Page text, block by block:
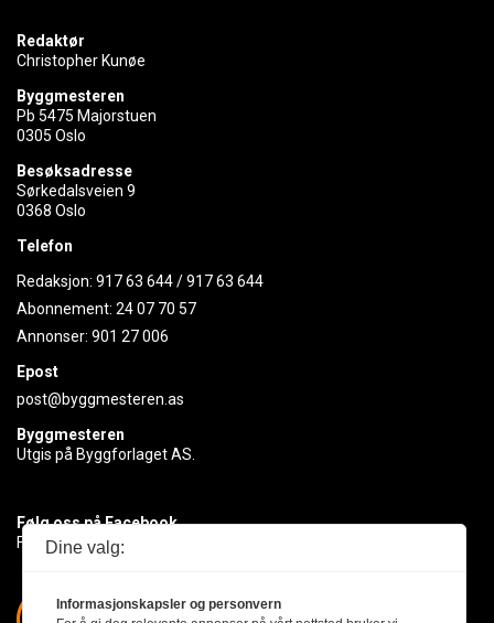
Redaktør
Christopher Kunøe
Byggmesteren
Pb 5475 Majorstuen
0305 Oslo
Besøksadresse
Sørkedalsveien 9
0368 Oslo
Telefon
Redaksjon: 917 63 644/917 63 644
Abonnement: 24 07 70 57
Annonser: 901 27 006
Epost
post@byggmesteren.as
Byggmesteren
Utgis på Byggforlaget AS.
Følg oss på Facebook
Få med deg det siste innen byggebransjen
Dine valg:
Informasjonskapsler og personvern